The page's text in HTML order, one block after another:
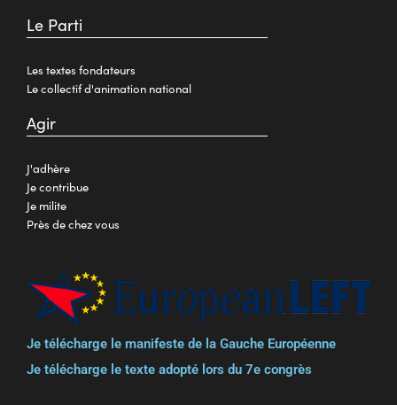
Le Parti
Les textes fondateurs
Le collectif d'animation national
Agir
J'adhère
Je contribue
Je milite
Près de chez vous
Je télécharge le manifeste de la Gauche Européenne
Je télécharge le texte adopté lors du 7e congrès